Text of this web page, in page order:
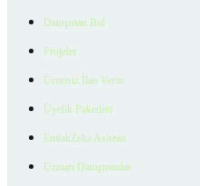
Danışman Bul
Projeler
Ücretsiz İlan Verin
Üyelik Paketleri
EmlakZeka Asistan
Uzman Danışmanlar